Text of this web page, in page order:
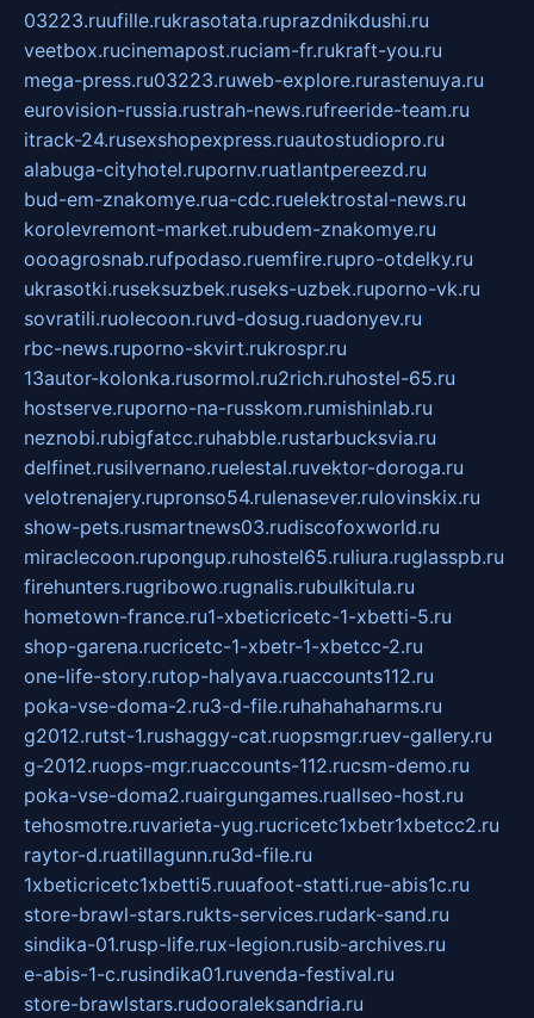
03223.ruufille.rukrasotata.ruprazdnikdushi.ru
veetbox.rucinemapost.ruciam-fr.rukraft-you.ru
mega-press.ru03223.ruweb-explore.rurastenuya.ru
eurovision-russia.rustrah-news.rufreeride-team.ru
itrack-24.rusexshopexpress.ruautostudiopro.ru
alabuga-cityhotel.rupornv.ruatlantpereezd.ru
bud-em-znakomye.rua-cdc.ruelektrostal-news.ru
korolevremont-market.rubudem-znakomye.ru
oooagrosnab.rufpodaso.ruemfire.rupro-otdelky.ru
ukrasotki.ruseksuzbek.ruseks-uzbek.ruporno-vk.ru
sovratili.ruolecoon.ruvd-dosug.ruadonyev.ru
rbc-news.ruporno-skvirt.rukrospr.ru
13autor-kolonka.rusormol.ru2rich.ruhostel-65.ru
hostserve.ruporno-na-russkom.rumishinlab.ru
neznobi.rubigfatcc.ruhabble.rustarbucksvia.ru
delfinet.rusilvernano.ruelestal.ruvektor-doroga.ru
velotrenajery.rupronso54.rulenasever.rulovinskix.ru
show-pets.rusmartnews03.rudiscofoxworld.ru
miraclecoon.rupongup.ruhostel65.ruliura.ruglasspb.ru
firehunters.rugribowo.rugnalis.rubulkitula.ru
hometown-france.ru1-xbeticricetc-1-xbetti-5.ru
shop-garena.rucricetc-1-xbetr-1-xbetcc-2.ru
one-life-story.rutop-halyava.ruaccounts112.ru
poka-vse-doma-2.ru3-d-file.ruhahahaharms.ru
g2012.rutst-1.rushaggy-cat.ruopsmgr.ruev-gallery.ru
g-2012.ruops-mgr.ruaccounts-112.rucsm-demo.ru
poka-vse-doma2.ruairgungames.ruallseo-host.ru
tehosmotre.ruvarieta-yug.rucricetc1xbetr1xbetcc2.ru
raytor-d.ruatillagunn.ru3d-file.ru
1xbeticricetc1xbetti5.ruuafoot-statti.rue-abis1c.ru
store-brawl-stars.rukts-services.rudark-sand.ru
sindika-01.rusp-life.rux-legion.rusib-archives.ru
e-abis-1-c.rusindika01.ruvenda-festival.ru
store-brawlstars.rudooraleksandria.ru